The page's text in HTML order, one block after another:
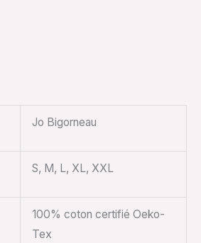
Jo Bigorneau
S, M, L, XL, XXL
100% coton certifié Oeko-
Tex